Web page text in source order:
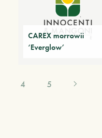
CAREX morrowii
‘Everglow’
4 5